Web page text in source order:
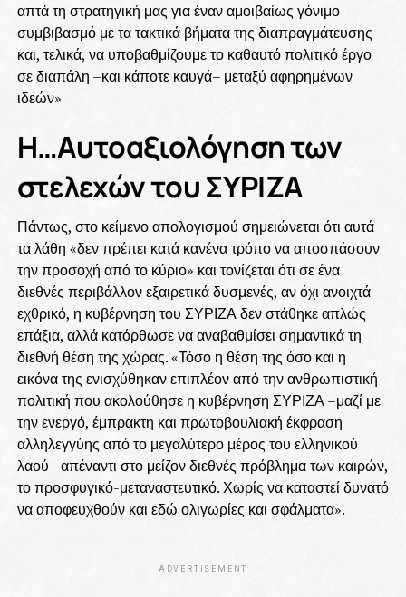
απτά τη στρατηγική μας για έναν αμοιβαίως γόνιμο
συμβιβασμό με τα τακτικά βήματα της διαπραγμάτευσης
και, τελικά, να υποβαθμίζουμε το καθαυτό πολιτικό έργο
σε διαπάλη –και κάποτε καυγά– μεταξύ αφηρημένων
ιδεών»
Η…Αυτοαξιολόγηση των
στελεχών του ΣΥΡΙΖΑ
Πάντως, στο κείμενο απολογισμού σημειώνεται ότι αυτά
τα λάθη «δεν πρέπει κατά κανένα τρόπο να αποσπάσουν
την προσοχή από το κύριο» και τονίζεται ότι σε ένα
διεθνές περιβάλλον εξαιρετικά δυσμενές, αν όχι ανοιχτά
εχθρικό, η κυβέρνηση του ΣΥΡΙΖΑ δεν στάθηκε απλώς
επάξια, αλλά κατόρθωσε να αναβαθμίσει σημαντικά τη
διεθνή θέση της χώρας. «Τόσο η θέση της όσο και η
εικόνα της ενισχύθηκαν επιπλέον από την ανθρωπιστική
πολιτική που ακολούθησε η κυβέρνηση ΣΥΡΙΖΑ –μαζί με
την ενεργό, έμπρακτη και πρωτοβουλιακή έκφραση
αλληλεγγύης από το μεγαλύτερο μέρος του ελληνικού
λαού– απέναντι στο μείζον διεθνές πρόβλημα των καιρών,
το προσφυγικό-μεταναστευτικό. Χωρίς να καταστεί δυνατό
να αποφευχθούν και εδώ ολιγωρίες και σφάλματα».
ADVERTISEMENT